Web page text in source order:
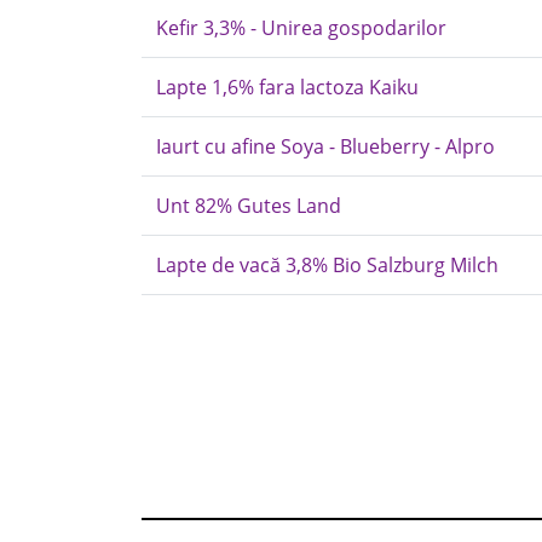
Kefir 3,3% - Unirea gospodarilor
Lapte 1,6% fara lactoza Kaiku
Iaurt cu afine Soya - Blueberry - Alpro
Unt 82% Gutes Land
Lapte de vacă 3,8% Bio Salzburg Milch